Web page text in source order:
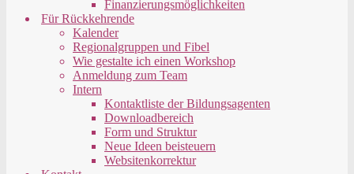
Finanzierungsmöglichkeiten
Für Rückkehrende
Kalender
Regionalgruppen und Fibel
Wie gestalte ich einen Workshop
Anmeldung zum Team
Intern
Kontaktliste der Bildungsagenten
Downloadbereich
Form und Struktur
Neue Ideen beisteuern
Websitenkorrektur